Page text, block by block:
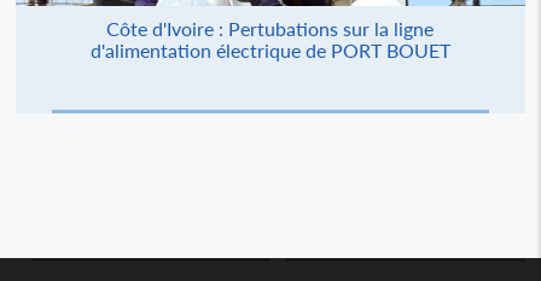
Côte d'Ivoire : Pertubations sur la ligne
d'alimentation électrique de PORT BOUET